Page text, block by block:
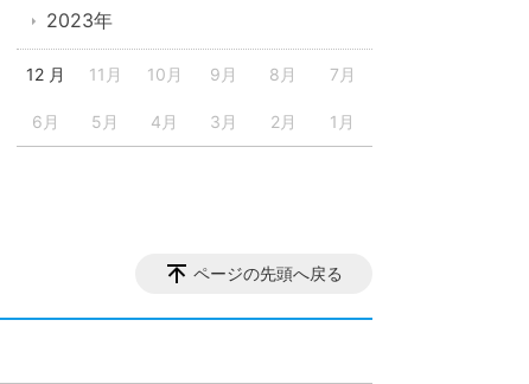
2023年
12 月 11月 10月 9月 8月 7月
6月 5月 4月 3月 2月 1月
ページの先頭へ戻る